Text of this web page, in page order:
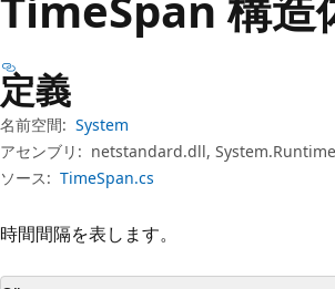
キ
ッ
プ
定義
名前空間: System
アセンブリ: netstandard.dll,
ソース: TimeSpan.cs
時間間隔を表します。